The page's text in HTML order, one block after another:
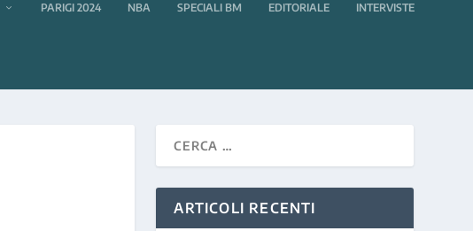
PARIGI 2024 NBA SPECIALI BM EDITORIALE INTERVISTE
ARTICOLI RECENTI